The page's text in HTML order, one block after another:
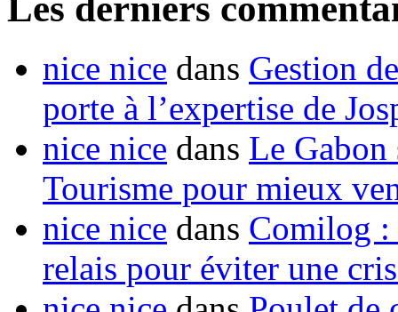
Les derniers
nice nice dans Gestion
porte à l’expertise de
nice nice dans Le Gabon
Tourisme pour mieux
nice nice dans Comilog :
relais pour éviter une